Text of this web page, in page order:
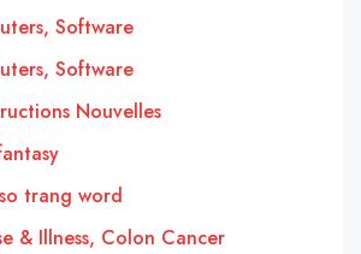
Software
Software
Nouvelles
trang word
& Illness, Colon Cancer